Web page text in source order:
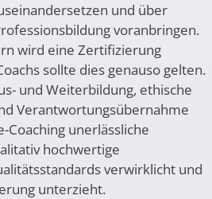
und über
voranbringen.
wird eine Zertifizierung
sollte dies genauso gelten.
und Weiterbildung, ethische
Verantwortungsübernahme
Coaching unerlässliche
hochwertige
verwirklicht und
unterzieht.